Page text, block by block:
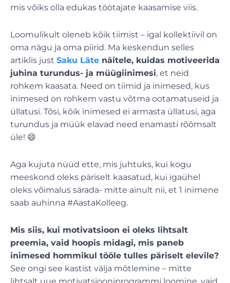
mis võiks olla edukas töötajate kaasamise viis.
Loomulikult oleneb kõik tiimist – igal kollektiivil on
oma nägu ja oma piirid. Ma keskendun selles
artiklis just Saku Läte näitele, kuidas motiveerida
juhina turundus- ja müügiinimesi, et neid
rohkem kaasata. Need on tiimid ja inimesed, kus
inimesed on rohkem vastu võtma ootamatuseid ja
üllatusi. Tõsi, kõik inimesed ei armasta üllatusi, aga
turundus ja müük elavad need enamasti rõõmsalt
üle! 😄
Aga kujuta nüüd ette, mis juhtuks, kui kogu
meeskond oleks päriselt kaasatud, kui igaühel
oleks võimalus särada- mitte ainult nii, et 1 inimene
saab auhinna #AastaKolleeg.
Mis siis, kui motivatsioon ei oleks lihtsalt
preemia, vaid hoopis midagi, mis paneb
inimesed hommikul tööle tulles päriselt elevile?
See ongi see kastist välja mõtlemine – mitte
lihtsalt uue motivatsiooniprogrammi loomine, vaid